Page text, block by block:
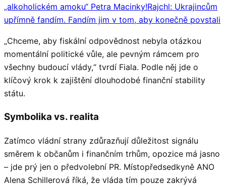
„alkoholickém amoku“ Petra Macinky!Rajchl: Ukrajincům
upřímně fandím. Fandím jim v tom, aby konečně povstali
„Chceme, aby fiskální odpovědnost nebyla otázkou
momentální politické vůle, ale pevným rámcem pro
všechny budoucí vlády,“ tvrdí Fiala. Podle něj jde o
klíčový krok k zajištění dlouhodobé finanční stability
státu.
Symbolika vs. realita
Zatímco vládní strany zdůrazňují důležitost signálu
směrem k občanům i finančním trhům, opozice má jasno
– jde prý jen o předvolební PR. Místopředsedkyně ANO
Alena Schillerová říká, že vláda tím pouze zakrývá